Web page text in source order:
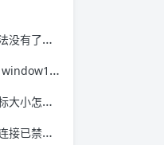
怎么办
理器无响应
么设置
用怎么办